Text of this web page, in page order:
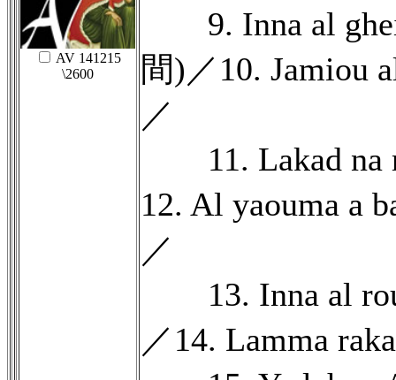
AV 141215
\2600
9. Inna al
間)／10. Jamiou
／
11. Lakad na
12. Al yaouma a
／
13. Inna al
／14. Lamma